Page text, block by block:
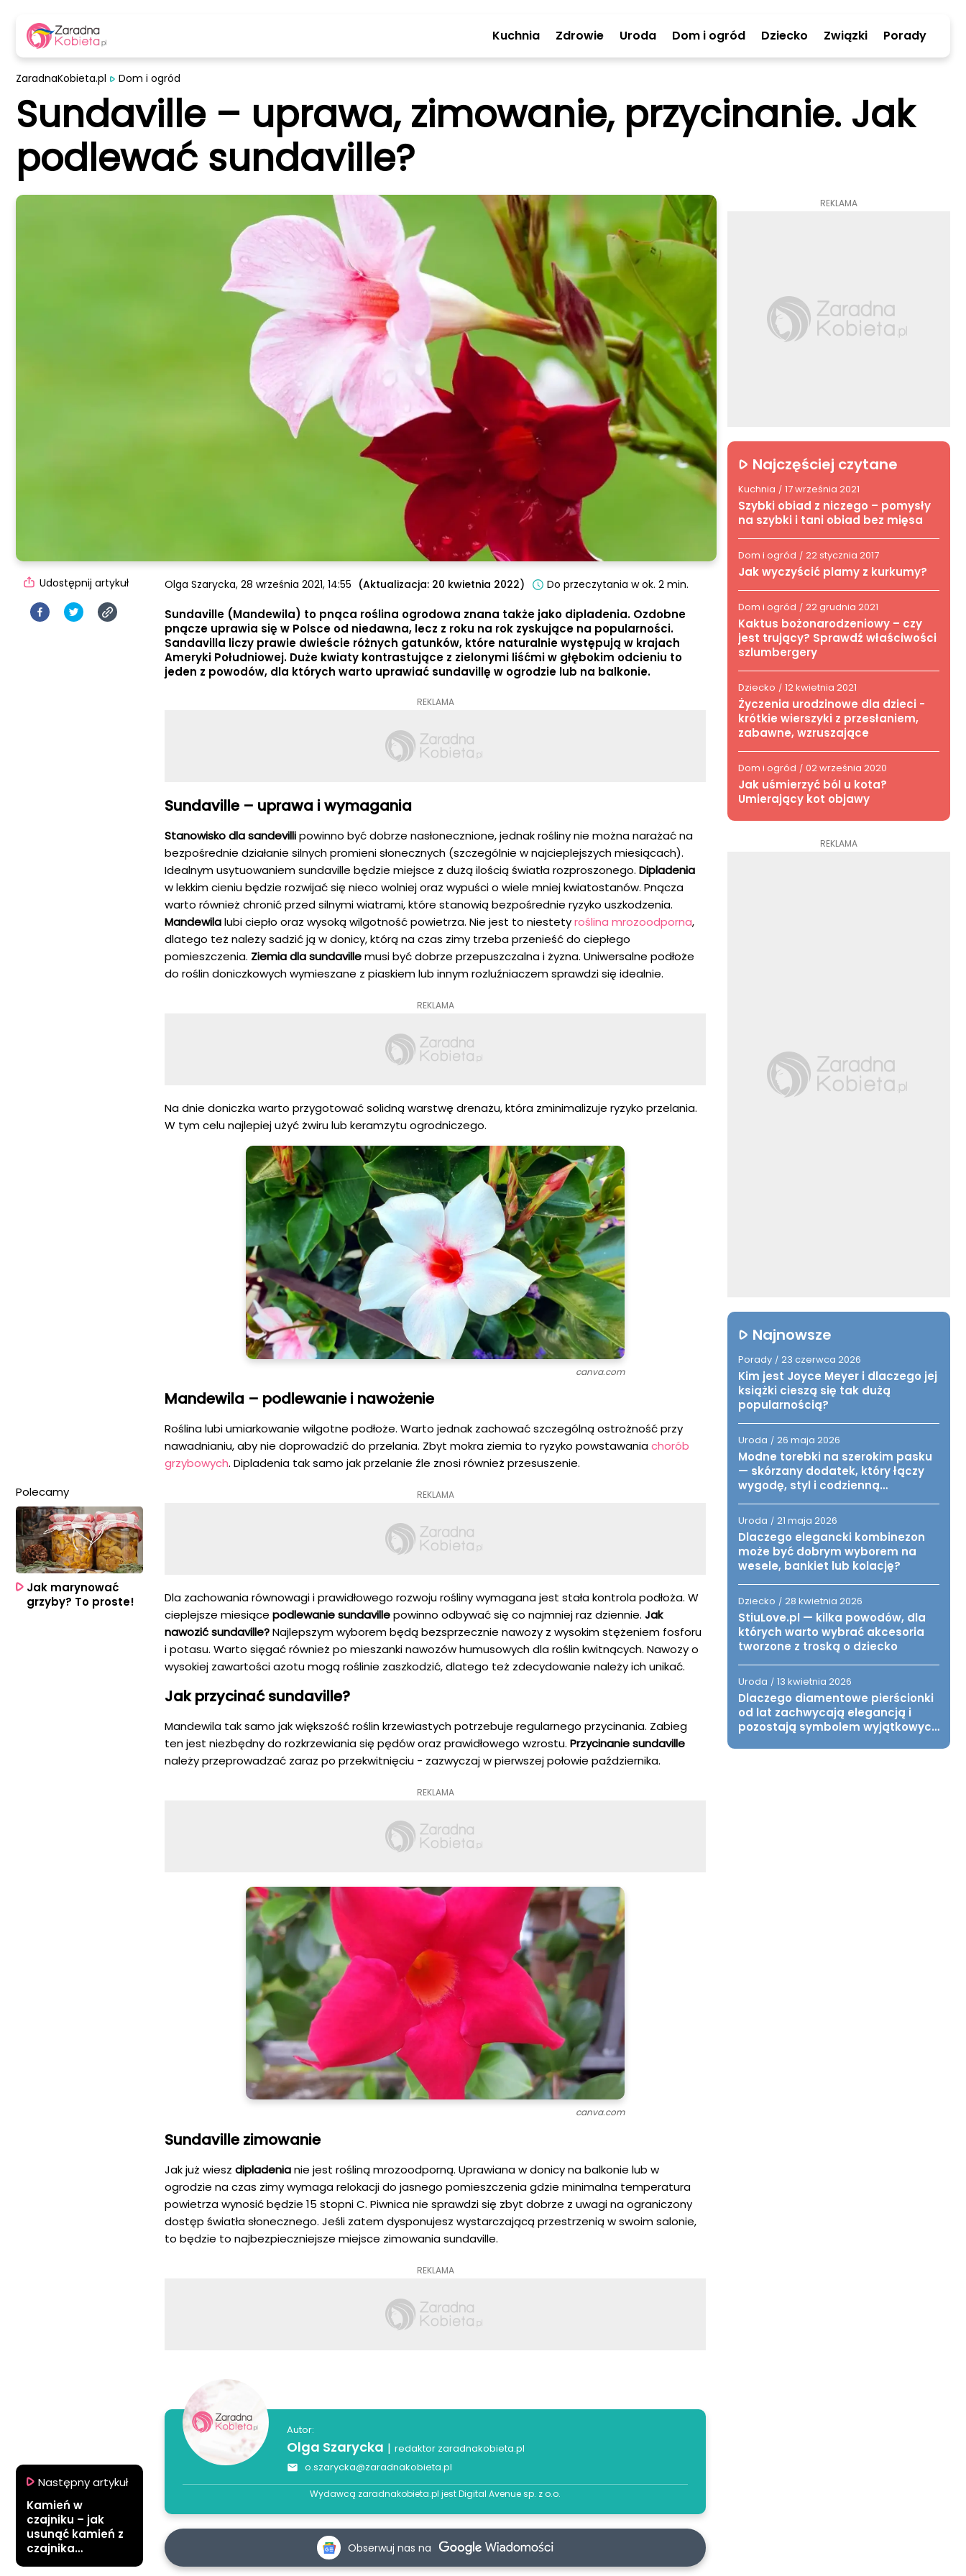
Kuchnia Zdrowie Uroda Dom i ogród Dziecko Związki Porady
ZaradnaKobieta.pl Dom i ogród
Sundaville – uprawa, zimowanie, przycinanie. Jak
podlewać sundaville?
Olga Szarycka, 28 września 2021, 14:55 (Aktualizacja: 20 kwietnia 2022) Do przeczytania w ok. 2 min.
Sundaville (Mandewila) to pnąca roślina ogrodowa znana także jako dipladenia. Ozdobne
pnącze uprawia się w Polsce od niedawna, lecz z roku na rok zyskujące na popularności.
Sandavilla liczy prawie dwieście różnych gatunków, które naturalnie występują w krajach
Ameryki Południowej. Duże kwiaty kontrastujące z zielonymi liśćmi w głębokim odcieniu to
jeden z powodów, dla których warto uprawiać sundavillę w ogrodzie lub na balkonie.
REKLAMA
Sundaville – uprawa i wymagania
Stanowisko dla sandevillipowinno być dobrze nasłonecznione, jednak rośliny nie można narażać na
bezpośrednie działanie silnych promieni słonecznych (szczególnie w najcieplejszych miesiącach).
Idealnym usytuowaniem sundaville będzie miejsce z dużą ilością światła rozproszonego. Dipladenia
w lekkim cieniu będzie rozwijać się nieco wolniej oraz wypuści o wiele mniej kwiatostanów. Pnącza
warto również chronić przed silnymi wiatrami, które stanowią bezpośrednie ryzyko uszkodzenia.
Mandewilalubi ciepło oraz wysoką wilgotność powietrza. Nie jest to niestetyroślina mrozoodporna,
dlatego też należy sadzić ją w donicy, którą na czas zimy trzeba przenieść do ciepłego
pomieszczenia. Ziemia dla sundavillemusi być dobrze przepuszczalna i żyzna. Uniwersalne podłoże
do roślin doniczkowych wymieszane z piaskiem lub innym rozluźniaczem sprawdzi się idealnie.
REKLAMA
Na dnie doniczka warto przygotować solidną warstwę drenażu, która zminimalizuje ryzyko przelania.
W tym celu najlepiej użyć żwiru lub keramzytu ogrodniczego.
canva.com
Mandewila – podlewanie i nawożenie
Roślina lubi umiarkowanie wilgotne podłoże. Warto jednak zachować szczególną ostrożność przy
nawadnianiu, aby nie doprowadzić do przelania. Zbyt mokra ziemia to ryzyko powstawaniachorób
grzybowych. Dipladenia tak samo jak przelanie źle znosi również przesuszenie.
REKLAMA
Dla zachowania równowagi i prawidłowego rozwoju rośliny wymagana jest stała kontrola podłoża. W
cieplejsze miesiące podlewanie sundavillepowinno odbywać się co najmniej raz dziennie. Jak
nawozić sundaville?Najlepszym wyborem będą bezsprzecznie nawozy z wysokim stężeniem fosforu
i potasu. Warto sięgać również po mieszanki nawozów humusowych dla roślin kwitnących. Nawozy o
wysokiej zawartości azotu mogą roślinie zaszkodzić, dlatego też zdecydowanie należy ich unikać.
Jak przycinać sundaville?
Mandewila tak samo jak większość roślin krzewiastych potrzebuje regularnego przycinania. Zabieg
ten jest niezbędny do rozkrzewiania się pędów oraz prawidłowego wzrostu. Przycinanie sundaville
należy przeprowadzać zaraz po przekwitnięciu - zazwyczaj w pierwszej połowie października.
REKLAMA
canva.com
Sundaville zimowanie
Jak już wiesz dipladenianie jest rośliną mrozoodporną. Uprawiana w donicy na balkonie lub w
ogrodzie na czas zimy wymaga relokacji do jasnego pomieszczenia gdzie minimalna temperatura
powietrza wynosić będzie 15 stopni C. Piwnica nie sprawdzi się zbyt dobrze z uwagi na ograniczony
dostęp światła słonecznego. Jeśli zatem dysponujesz wystarczającą przestrzenią w swoim salonie,
to będzie to najbezpieczniejsze miejsce zimowania sundaville.
REKLAMA
Autor:
Olga Szarycka | redaktor zaradnakobieta.pl
o.szarycka@zaradnakobieta.pl
Wydawcą zaradnakobieta.pl jestDigital Avenue sp. z o.o.
Obserwuj nas na
Udostępnij artykuł
Polecamy
Jak marynować
grzyby? To proste!
Następny artykuł
Kamień w
czajniku – jak
usunąć kamień z
czajnika
REKLAMA
Najczęściej czytane
Kuchnia / 17 września 2021
Szybki obiad z niczego – pomysły
na szybki i tani obiad bez mięsa
Dom i ogród / 22 stycznia 2017
Jak wyczyścić plamy z kurkumy?
Dom i ogród / 22 grudnia 2021
Kaktus bożonarodzeniowy – czy
jest trujący? Sprawdź właściwości
szlumbergery
Dziecko / 12 kwietnia 2021
Życzenia urodzinowe dla dzieci -
krótkie wierszyki z przesłaniem,
zabawne, wzruszające
Dom i ogród / 02 września 2020
Jak uśmierzyć ból u kota?
Umierający kot objawy
REKLAMA
Najnowsze
Porady / 23 czerwca 2026
Kim jest Joyce Meyer i dlaczego jej
książki cieszą się tak dużą
popularnością?
Uroda / 26 maja 2026
Modne torebki na szerokim pasku
— skórzany dodatek, który łączy
wygodę, styl i codzienną
Uroda / 21 maja 2026
Dlaczego elegancki kombinezon
może być dobrym wyborem na
wesele, bankiet lub kolację?
Dziecko / 28 kwietnia 2026
StiuLove.pl — kilka powodów, dla
których warto wybrać akcesoria
tworzone z troską o dziecko
Uroda / 13 kwietnia 2026
Dlaczego diamentowe pierścionki
od lat zachwycają elegancją i
pozostają symbolem wyjątkowych